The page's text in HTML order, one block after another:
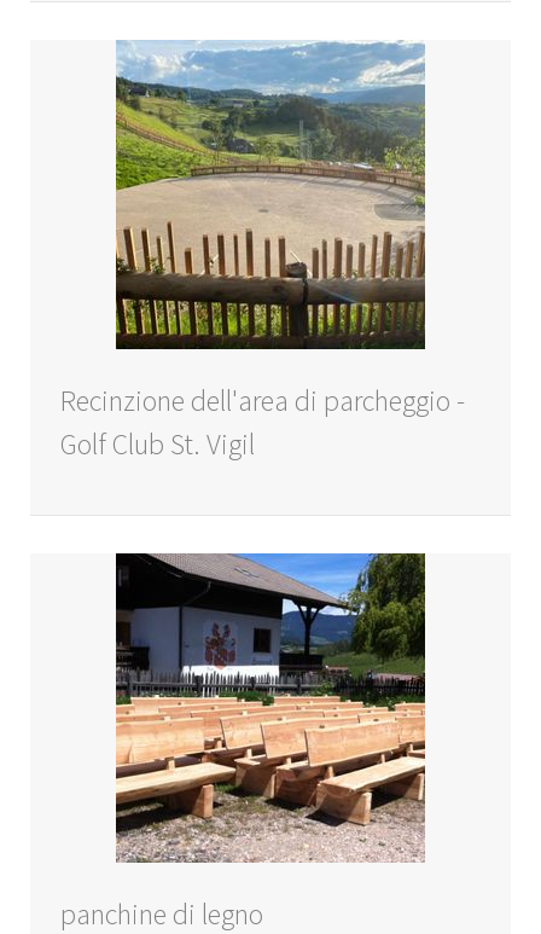
Recinzione dell'area di parcheggio -
Golf Club St. Vigil
panchine di legno